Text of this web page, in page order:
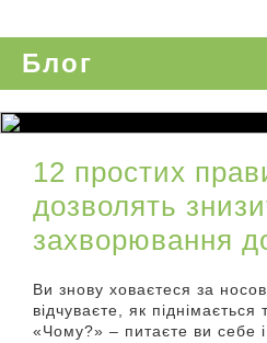
Блог
12 простих
дозволять
захворювання
Ви знову ховаєтеся за
відчуваєте, як
«Чому?» – питаєте ви себе